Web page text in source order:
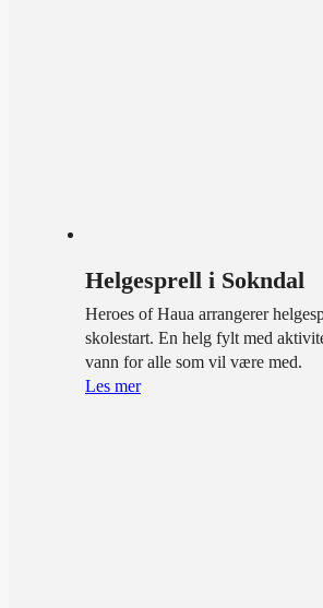
Helgesprell i Sokndal
Heroes of Haua arrangerer
skolestart. En helg fylt med
vann for alle som vil være med.
Les mer